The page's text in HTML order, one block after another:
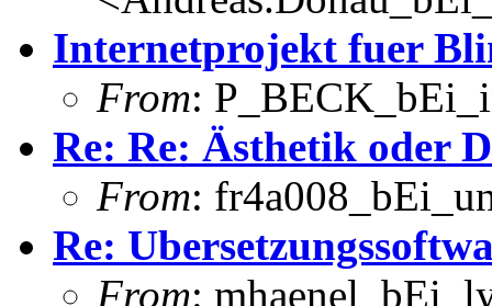
Internetprojekt fuer
From:
Re: Re: Ästhetik oder
From:
Re:
From: